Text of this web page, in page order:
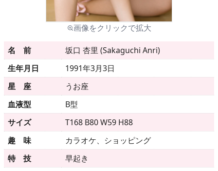
メニュー
▶発売中
▶新作
▶次回作
▶ 制作中
▶発売年月日
画像をクリックで拡大
名 前
坂口 杏里 (Sakaguchi Anri)
生年月日
1991年3月3日
星 座
うお座
血液型
B型
サイズ
T168 B80 W59 H88
趣 味
カラオケ、ショッピング
特 技
早起き